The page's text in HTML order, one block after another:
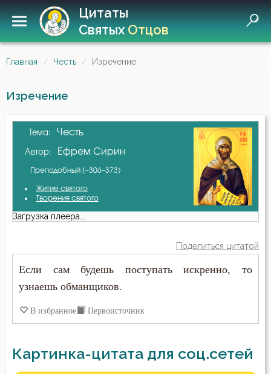
Цитаты
СвятыхОтцов
Главная Честь Изречение
Изречение
Тема: Честь
Автор: Ефрем Сирин
Преподобный (~306–373)
Житие святого
Творения святого
Загрузка плеера...
Поделиться цитатой
Если сам будешь поступать искренно, то
узнаешь обманщиков.
В избранное Первоисточник
Картинка-цитата для соц.сетей